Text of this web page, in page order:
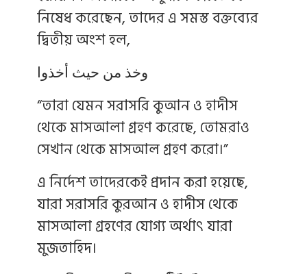
নিষেধ করেছেন, তাদের এ সমস্ত বক্তব্যের
দ্বিতীয় অংশ হল,
وخذ من حيث أخذوا
“তারা যেমন সরাসরি কুআন ও হাদীস
থেকে মাসআলা গ্রহণ করেছে, তোমরাও
সেখান থেকে মাসআল গ্রহণ করো।”
এ নির্দেশ তাদেরকেই প্রদান করা হয়েছে,
যারা সরাসরি কুরআন ও হাদীস থেকে
মাসআলা গ্রহণের যোগ্য অর্থাৎ যারা
মুজতাহিদ।